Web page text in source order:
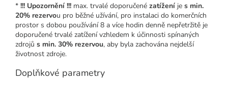
* !!! Upozornění !!! max. trvalé doporučené zatížení je s min.
20% rezervou pro běžné užívání, pro instalaci do komerčních
prostor s dobou používání 8 a více hodin denně nepřetržitě je
doporučené trvalé zatížení vzhledem k účinnosti spínaných
zdrojů s min. 30% rezervou, aby byla zachována nejdelší
životnost zdroje.
Doplňkové parametry